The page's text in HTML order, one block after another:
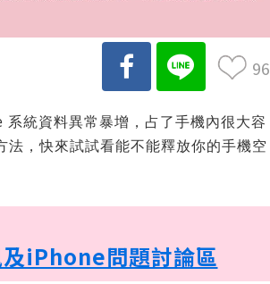
96
統資料異常暴增，占了手機內很大容
，快來試試看能不能釋放你的手機空
iPhone問題討論區